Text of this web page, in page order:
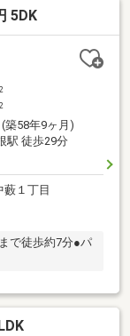
5DK
2
2
築58年9ヶ月)
駅 徒歩29分
藪１丁目
で徒歩約7分●パ